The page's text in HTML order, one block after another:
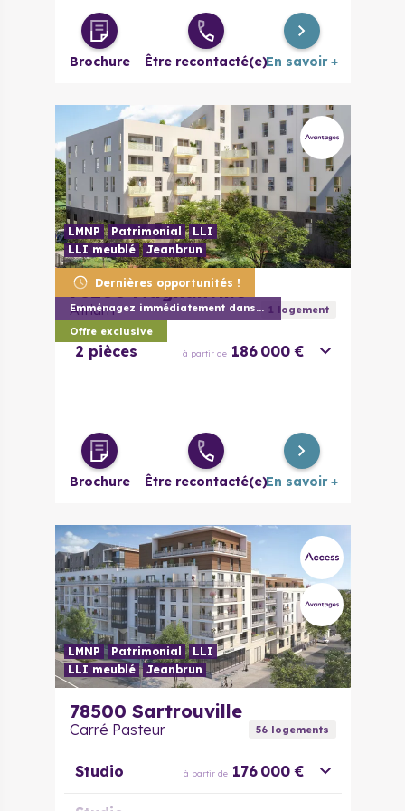
Brochure Être recontacté(e)En savoir +
Dernières opportunités !
Emménagez immédiatement dans votre appar
Offre exclusive
LMNP Patrimonial
LLI
LLI meublé
Jeanbrun
78200 Magnanville
Atrium 1 logement
2 pièces à partir de 186 000 €
Brochure Être recontacté(e)En savoir +
LMNP Patrimonial
LLI
LLI meublé
Jeanbrun
78500 Sartrouville
Carré Pasteur 56logements
Studio à partir de 176 000 €